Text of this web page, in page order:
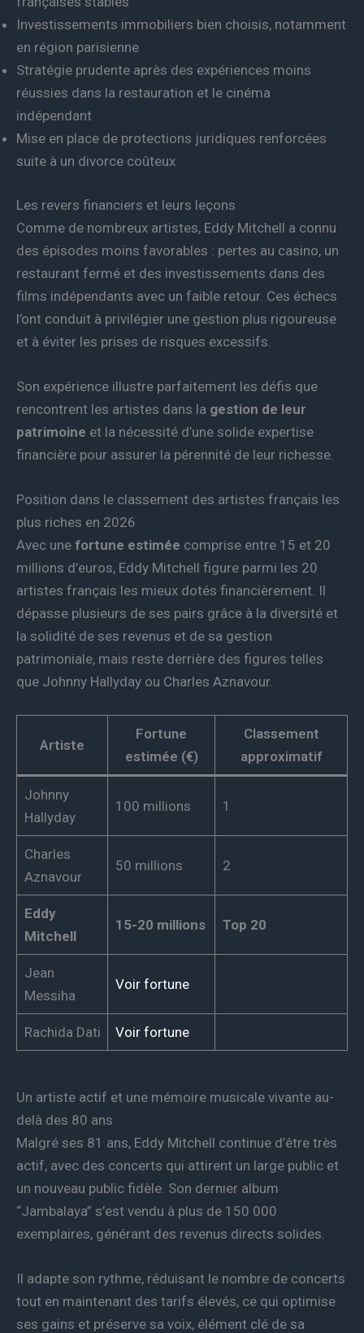
Investissements immobiliers bien choisis, notamment
en région parisienne
Stratégie prudente après des expériences moins
réussies dans la restauration et le cinéma
indépendant
Mise en place de protections juridiques renforcées
suite à un divorce coûteux
Les revers financiers et leurs leçons
Comme de nombreux artistes, Eddy Mitchell a connu
des épisodes moins favorables : pertes au casino, un
restaurant fermé et des investissements dans des
films indépendants avec un faible retour. Ces échecs
l’ont conduit à privilégier une gestion plus rigoureuse
et à éviter les prises de risques excessifs.
Son expérience illustre parfaitement les défis que
rencontrent les artistes dans la gestion de leur
patrimoine et la nécessité d’une solide expertise
financière pour assurer la pérennité de leur richesse.
Position dans le classement des artistes français les
plus riches en 2026
Avec une fortune estimée comprise entre 15 et 20
millions d’euros, Eddy Mitchell figure parmi les 20
artistes français les mieux dotés financièrement. Il
dépasse plusieurs de ses pairs grâce à la diversité et
la solidité de ses revenus et de sa gestion
patrimoniale, mais reste derrière des figures telles
que Johnny Hallyday ou Charles Aznavour.
Artiste
Fortune
estimée (€)
Classement
approximatif
Johnny
Hallyday
100 millions 1
Charles
Aznavour
50 millions 2
Eddy
Mitchell
15-20 millions Top 20
Jean
Messiha
Voir fortune
Rachida Dati Voir fortune
Un artiste actif et une mémoire musicale vivante au-
delà des 80 ans
Malgré ses 81 ans, Eddy Mitchell continue d’être très
actif, avec des concerts qui attirent un large public et
un nouveau public fidèle. Son dernier album
“Jambalaya” s’est vendu à plus de 150 000
exemplaires, générant des revenus directs solides.
Il adapte son rythme, réduisant le nombre de concerts
tout en maintenant des tarifs élevés, ce qui optimise
ses gains et préserve sa voix, élément clé de sa